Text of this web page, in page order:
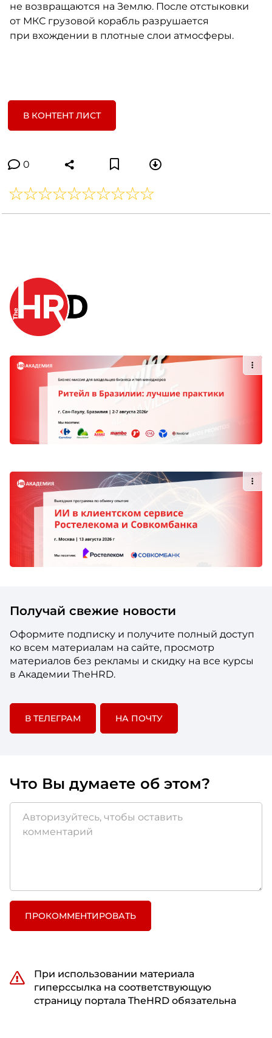
не возвращаются на Землю. После отстыковки
от МКС грузовой корабль разрушается
при вхождении в плотные слои атмосферы.​​
В КОНТЕНТ ЛИСТ
0
Получай свежие новости
Оформите подписку и получите полный доступ
ко всем материалам на сайте, просмотр
материалов без рекламы и скидку на все курсы
в Академии TheHRD.
В ТЕЛЕГРАМ НА ПОЧТУ
Что Вы думаете об этом?
ПРОКОММЕНТИРОВАТЬ
При использовании материала
гиперссылка на соответствующую
страницу портала TheHRD обязательна